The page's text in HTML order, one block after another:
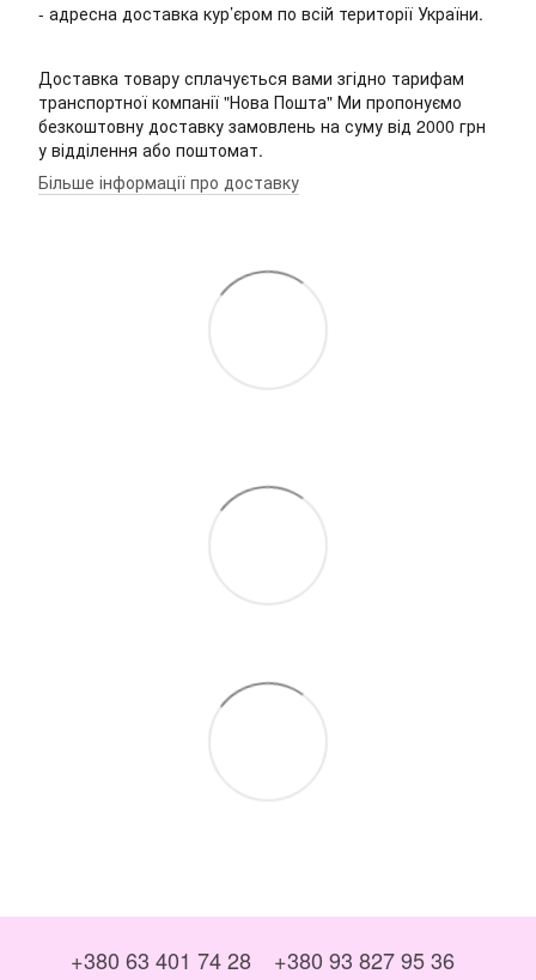
- адресна доставка кур’єром по всій території України.
Доставка товару сплачується вами згідно тарифам
транспортної компанії "Нова Пошта" Ми пропонуємо
безкоштовну доставку замовлень на суму від 2000 грн
у відділення або поштомат.
Більше інформації про доставку
+380 63 401 74 28 +380 93 827 95 36